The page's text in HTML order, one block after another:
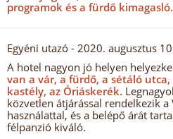
programok és a fürdő kimagasló.
Egyéni utazó - 2020. augusztus
A hotel nagyon jó helyen
van a vár, a fürdő, a sétáló
kastély, az Óriáskerék.
közvetlen átjárással rendelkezik
használattal, és a belépő árát
félpanzió kiváló.